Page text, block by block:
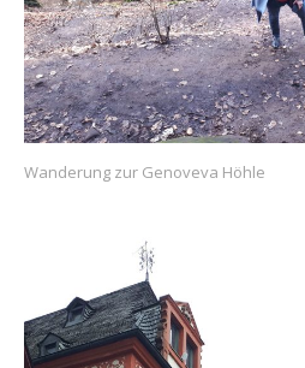
Wanderung zur Genoveva Höhle